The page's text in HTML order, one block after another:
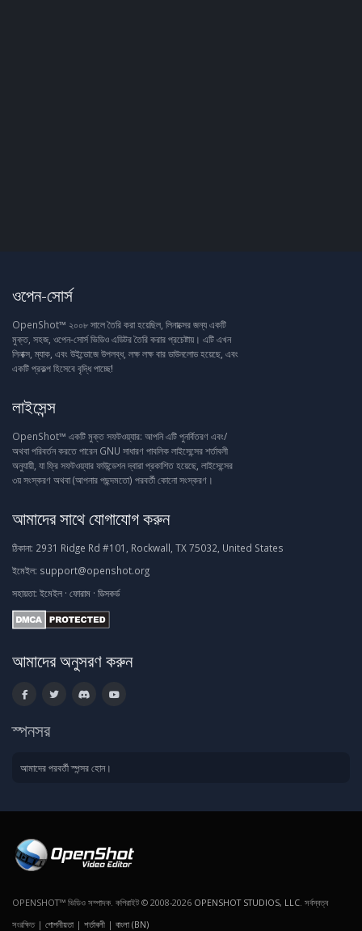
ওপেন-সোর্স
OpenShot™ ২০০৮ সালে তৈরি করা হয়েছিল, লিনাক্সের জন্য একটি
মুক্ত, সহজ, ওপেন-সোর্স ভিডিও এডিটর তৈরি করার প্রচেষ্টায়। এটি এখন
লিনাক্স, ম্যাক, এবং উইন্ডোজে উপলব্ধ, লক্ষ লক্ষ বার ডাউনলোড হয়েছে, এবং
একটি প্রকল্প হিসেবে বৃদ্ধি পাচ্ছে!
লাইসেন্স
OpenShot™ একটি মুক্ত সফটওয়্যার: আপনি এটি পুনর্বিতরণ এবং/
অথবা পরিবর্তন করতে পারেন GNU সাধারণ পাবলিক লাইসেন্সের শর্তাবলী
অনুযায়ী, যা ফ্রি সফটওয়্যার ফাউন্ডেশন দ্বারা প্রকাশিত হয়েছে, লাইসেন্সের
৩য় সংস্করণ অথবা (আপনার পছন্দমতো) পরবর্তী কোনো সংস্করণ।
আমাদের সাথে যোগাযোগ করুন
ঠিকানা: 2931 Ridge Rd #101, Rockwall, TX 75032, United States
ইমেইল: support@openshot.org
সহায়তা: ইমেইল · ফোরাম · ডিসকর্ড
আমাদের অনুসরণ করুন
স্পনসর
আমাদের পরবর্তী স্পন্সর হোন।
OPENSHOT™ ভিডিও সম্পাদক. কপিরাইট © 2008-2026 OPENSHOT STUDIOS, LLC . সর্বস্বত্ব
সংরক্ষিত | গোপনীয়তা | শর্তাবলী | বাংলা (BN)